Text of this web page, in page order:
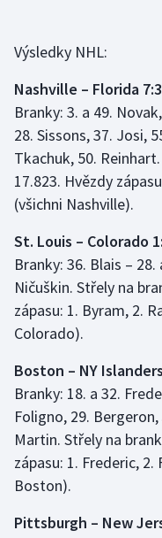
Výsledky NHL:
Nashville – Florida
Branky: 3. a 49.
28. Sissons, 37. Josi,
Tkachuk, 50.
17.823. Hvězdy
(všichni Nashville).
St. Louis – Colorado
Branky: 36. Blais –
Ničuškin. Střely na
zápasu: 1. Byram, 2.
Colorado).
Boston – NY
Branky: 18. a 32.
Foligno, 29. Bergeron,
Martin. Střely na
zápasu: 1. Frederic,
Boston).
Pittsburgh – New